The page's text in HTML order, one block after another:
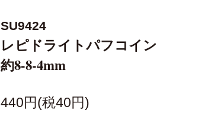
SU9424
レピドライトパフコイン
約8-8-4mm
440円(税40円)